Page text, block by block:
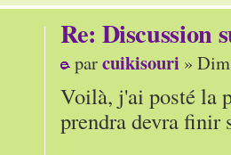
Re: Discussion
parcuikisouri »
Voilà, j'ai posté la
prendra devra finir